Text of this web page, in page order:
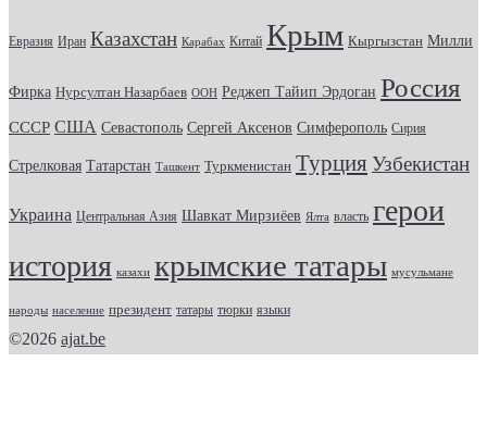
Евразия Иран Казахстан Карабах Китай Крым Кыргызстан Милли
Фирка Нурсултан Назарбаев ООН Реджеп Тайип Эрдоган Россия
СССР США Севастополь Сергей Аксенов Симферополь Сирия
Стрелковая Татарстан Ташкент Туркменистан Турция Узбекистан
Украина Центральная Азия Шавкат Мирзиёев Ялта власть герои
история казахи крымские татары мусульмане
народы население президент татары тюрки языки
©2026 ajat.be